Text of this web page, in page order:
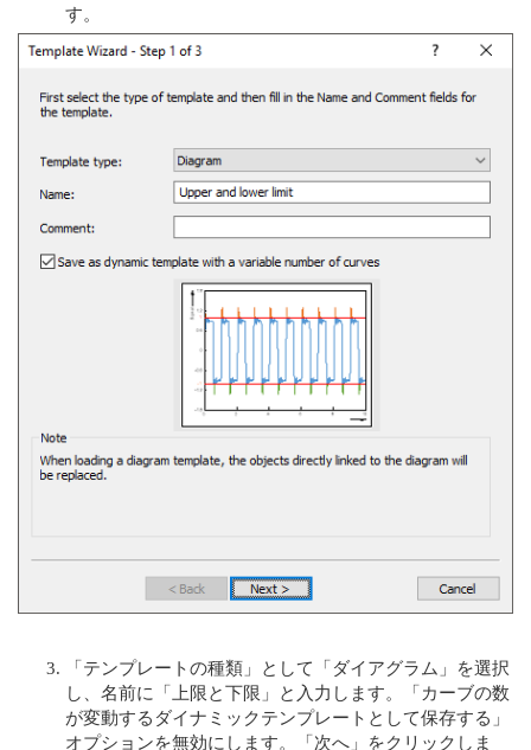
す。
「テンプレートの種類」として「ダイアグラム」を選択
し、名前に「上限と下限」と入力します。「カーブの数
が変動するダイナミックテンプレートとして保存する」
オプションを無効にします。「次へ」をクリックしま